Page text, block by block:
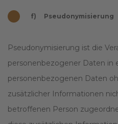
f) Pseudonymisierung
Pseudonymisierung ist die
personenbezogener Daten in
personenbezogenen Daten
zusätzlicher Informationen
betroffenen Person